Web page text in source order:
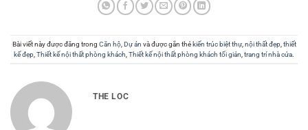
Bài viết này được đăng trong Căn hộ, Dự án và được gắn thẻ kiến trúc biệt thự, nội thất đẹp, thiết
kế đẹp Thiết kế nội thất phòng khách Thiết kế nội thất phòng khách tối giản trang trí nhà cửa
THE LOC